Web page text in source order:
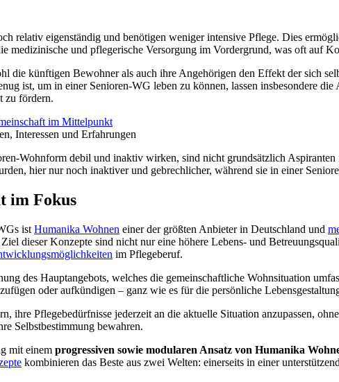
relativ eigenständig und benötigen weniger intensive Pflege. Dies
medizinische und pflegerische Versorgung im Vordergrund, was oft auf
die künftigen Bewohner als auch ihre Angehörigen den Effekt der sich
ist, um in einer Senioren-WG leben zu können, lassen insbesondere
zu fördern.
Interessen und Erfahrungen
Wohnform debil und inaktiv wirken, sind nicht grundsätzlich
hier nur noch inaktiver und gebrechlicher, während sie in einer
im Fokus
ist Humanika Wohnen einer der größten Anbieter in Deutschland und
Ziel dieser Konzepte sind nicht nur eine höhere Lebens- und
im Pflegeberuf.
des Hauptangebots, welches die gemeinschaftliche Wohnsituation
oder aufkündigen – ganz wie es für die persönliche
ihre Pflegebedürfnisse jederzeit an die aktuelle Situation anzupassen,
Selbstbestimmung bewahren.
mit einem progressiven sowie modularen Ansatz von Humanika
kombinieren das Beste aus zwei Welten: einerseits in einer